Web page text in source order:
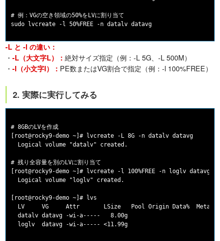
# 例：VGの空き領域の50%をLVに割り当て
-L と -l の違い：
・-L（大文字L）：絶対サイズ指定（例：-L 5G、-L 500M）
・-l（小文字l）： PE数またはVG割合で指定（例：-l 100%FREE）
2. 実際に実行してみる
# 8GBのLVを作成
[root@rocky9-demo ~]# lvcreate -L 8G -n datalv datavg
  Logical volume "datalv" created.
# 残り全容量を別のLVに割り当て
[root@rocky9-demo ~]# lvcreate -l 100%FREE -n loglv datavg
  Logical volume "loglv" created.
[root@rocky9-demo ~]# lvs
LV     VG     Attr       LSize   Pool Origin Data%  Meta%
  datalv datavg -wi-a-----   8.00g